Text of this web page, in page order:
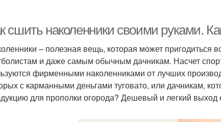
сшить наколенники своими руками.
– полезная вещь, которая может пригодиться
и даже самым обычным дачникам. Насчет
фирменными наколенниками от лучших
с карманными деньгами туговато, или дачникам,
для прополки огорода? Дешевый и легкий выход